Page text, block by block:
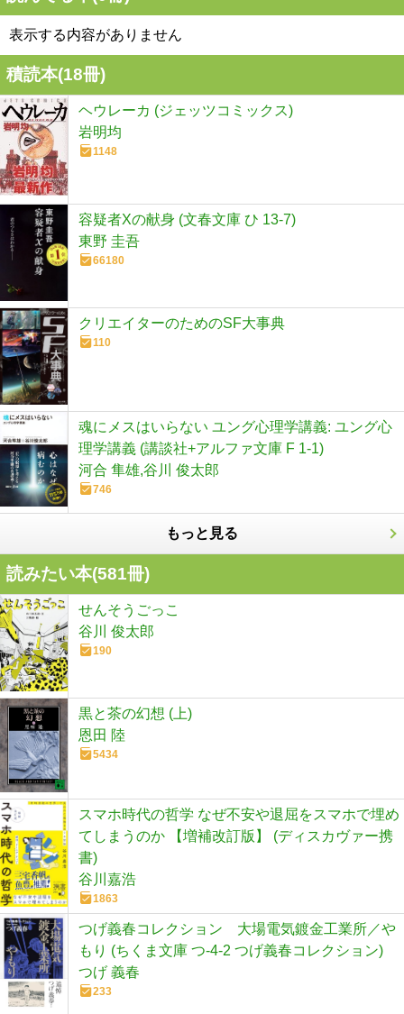
表示する内容がありません
積読本(18冊)
ヘウレーカ (ジェッツコミックス)
岩明均
1148
容疑者Xの献身 (文春文庫 ひ 13-7)
東野 圭吾
66180
クリエイターのためのSF大事典
110
魂にメスはいらない ユング心理学講義: ユング心
理学講義 (講談社+アルファ文庫 F 1-1)
河合 隼雄,谷川 俊太郎
746
もっと見る
読みたい本(581冊)
せんそうごっこ
谷川 俊太郎
190
黒と茶の幻想 (上)
恩田 陸
5434
スマホ時代の哲学 なぜ不安や退屈をスマホで埋め
てしまうのか 【増補改訂版】 (ディスカヴァー携
書)
谷川嘉浩
1863
つげ義春コレクション 大場電気鍍金工業所／や
もり (ちくま文庫 つ-4-2 つげ義春コレクション)
つげ 義春
233